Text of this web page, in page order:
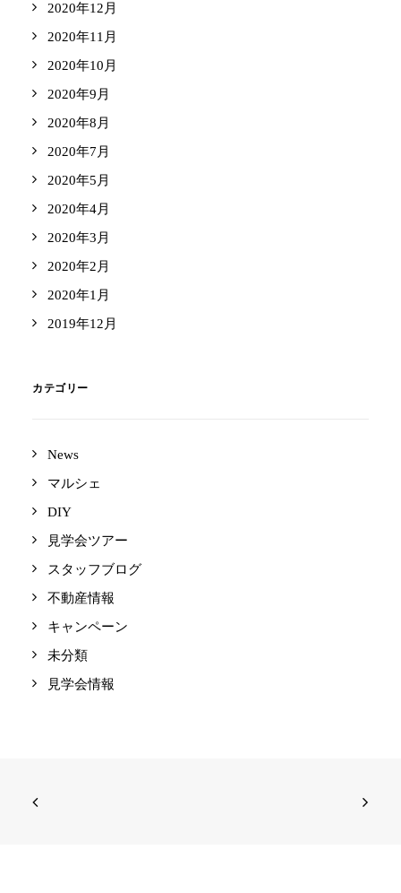
2020年12月
2020年11月
2020年10月
2020年9月
2020年8月
2020年7月
2020年5月
2020年4月
2020年3月
2020年2月
2020年1月
2019年12月
カテゴリー
News
マルシェ
DIY
見学会ツアー
スタッフブログ
不動産情報
キャンペーン
未分類
見学会情報